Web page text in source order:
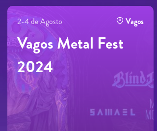
2-4 de Agosto Vagos
Vagos Metal Fest
2024